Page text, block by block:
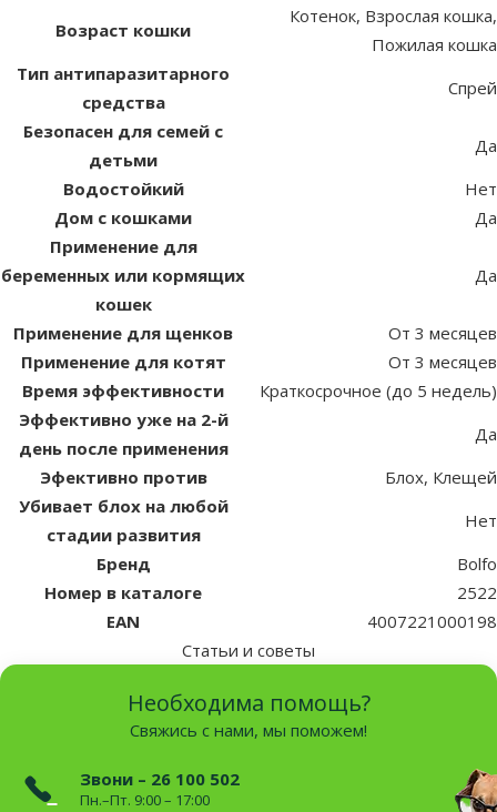
Возраст кошки
Котенок, Взрослая кошка,
Пожилая кошка
Тип антипаразитарного
средства
Спрей
Безопасен для семей с
детьми
Да
Водостойкий
Нет
Дом с кошками
Да
Применение для
беременных или кормящих
кошек
Да
Применение для щенков
От 3 месяцев
Применение для котят
От 3 месяцев
Время эффективности
Краткосрочное (до 5 недель)
Эффективно уже на 2-й
день после применения
Да
Эфективно против
Блох, Клещей
Убивает блох на любой
стадии развития
Нет
Бренд
Bolfo
Номер в каталоге
2522
EAN
4007221000198
Статьи и советы
Необходима помощь?
Свяжись с нами, мы поможем!
Звони – 26 100 502
Пн.–Пт. 9:00 – 17:00